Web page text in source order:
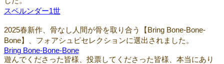
スベルンダー1世
2025春新作、骨なし人間が骨を取り合う【Bring Bone-Bone-
Bone】、フォアシュピセレクションに選出されました。
Bring Bone-Bone-Bone
遊んでくださった皆様、投票してくださった皆様、本当にあり